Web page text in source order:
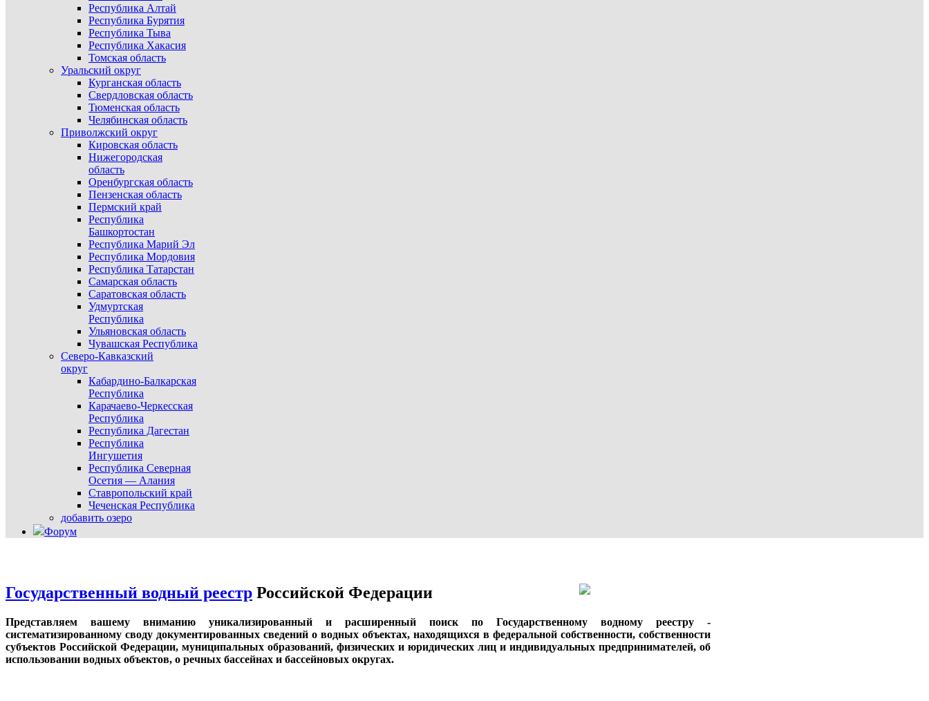
Республика Алтай
Республика Бурятия
Республика Тыва
Республика Хакасия
Томская область
Уральский округ
Курганская область
Свердловская область
Тюменская область
Челябинская область
Приволжский округ
Кировская область
Нижегородская
область
Оренбургская область
Пензенская область
Пермский край
Республика
Башкортостан
Республика Марий Эл
Республика Мордовия
Республика Татарстан
Самарская область
Саратовская область
Удмуртская
Республика
Ульяновская область
Чувашская Республика
Северо-Кавказский
округ
Кабардино-Балкарская
Республика
Карачаево-Черкесская
Республика
Республика Дагестан
Республика
Ингушетия
Республика Северная
Осетия — Алания
Ставропольский край
Чеченская Республика
добавить озеро
Форум
Государственный водный реестр Российской Федерации
Представляем вашему вниманию уникализированный и расширенный поиск по Государственному водному реестру -
систематизированному своду документированных сведений о водных объектах, находящихся в федеральной собственности, собственности
субъектов Российской Федерации, муниципальных образований, физических и юридических лиц и индивидуальных предпринимателей, об
использовании водных объектов, о речных бассейнах и бассейновых округах.